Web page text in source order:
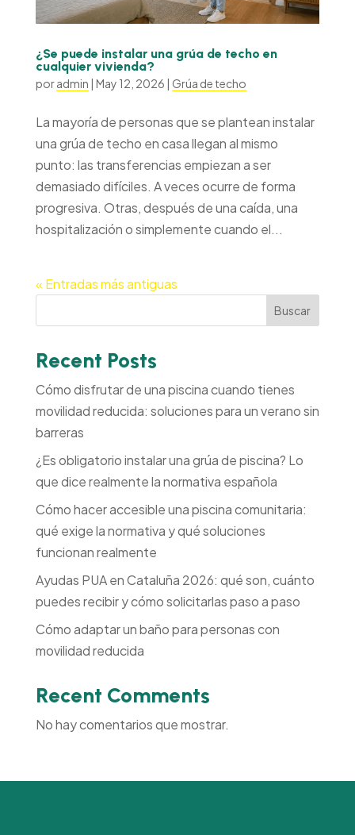
¿Se puede instalar una grúa de techo en
cualquier vivienda?
poradmin | May 12, 2026 | Grúa de techo
La mayoría de personas que se plantean instalar
una grúa de techo en casa llegan al mismo
punto: las transferencias empiezan a ser
demasiado difíciles. A veces ocurre de forma
progresiva. Otras, después de una caída, una
hospitalización o simplemente cuando el...
« Entradas más antiguas
Buscar
Recent Posts
Cómo disfrutar de una piscina cuando tienes
movilidad reducida: soluciones para un verano sin
barreras
¿Es obligatorio instalar una grúa de piscina? Lo
que dice realmente la normativa española
Cómo hacer accesible una piscina comunitaria:
qué exige la normativa y qué soluciones
funcionan realmente
Ayudas PUA en Cataluña 2026: qué son, cuánto
puedes recibir y cómo solicitarlas paso a paso
Cómo adaptar un baño para personas con
movilidad reducida
Recent Comments
No hay comentarios que mostrar.